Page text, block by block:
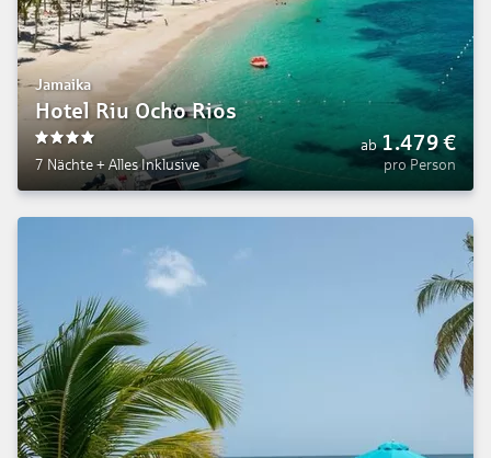
Jamaika
Hotel Riu Ocho Rios
7 Nächte + Alles Inklusive
ab 1.479€
pro Person